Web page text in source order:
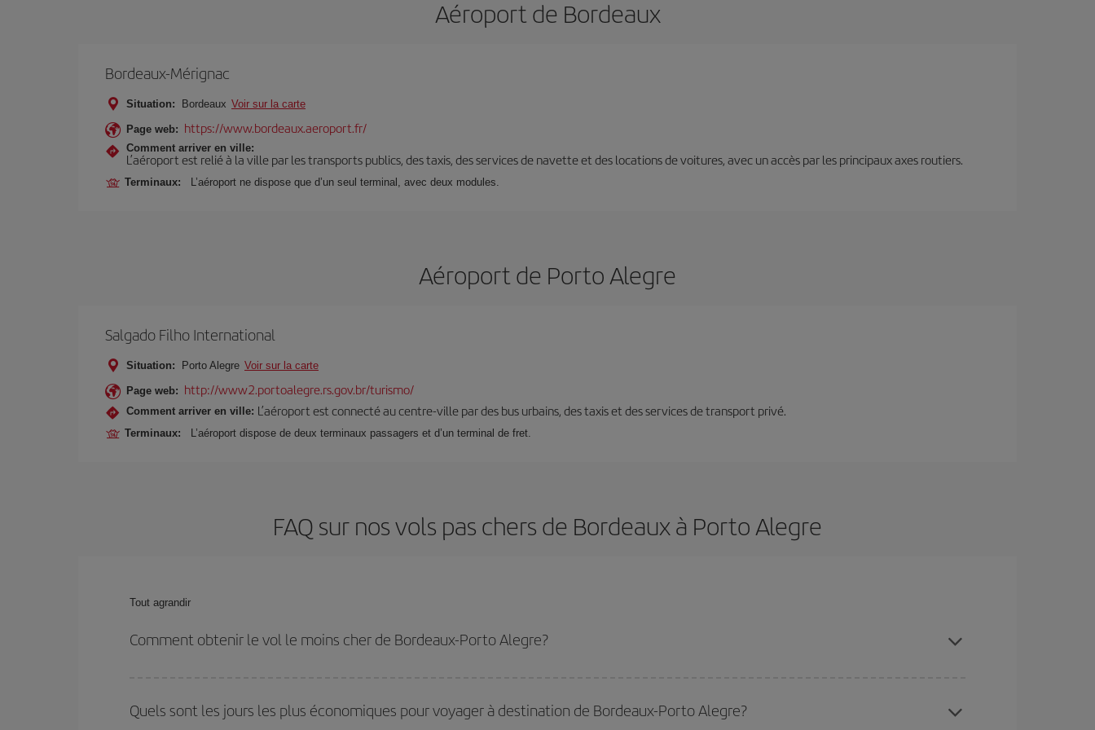
Aéroport de Bordeaux
Bordeaux-Mérignac
Situation: Bordeaux Voir sur la carte
Page web: https://www.bordeaux.aeroport.fr/
Comment arriver en ville:
L’aéroport est relié à la ville par les transports publics, des taxis, des services de navette et des locations de voitures, avec un accès par les principaux axes routiers.
Terminaux: L’aéroport ne dispose que d’un seul terminal, avec deux modules.
Aéroport de Porto Alegre
Salgado Filho International
Situation: Porto Alegre Voir sur la carte
Page web: http://www2.portoalegre.rs.gov.br/turismo/
Comment arriver en ville: L’aéroport est connecté au centre-ville par des bus urbains, des taxis et des services de transport privé.
Terminaux: L’aéroport dispose de deux terminaux passagers et d’un terminal de fret.
FAQ sur nos vols pas chers de Bordeaux à Porto Alegre
Tout agrandir
Comment obtenir le vol le moins cher de Bordeaux-Porto Alegre?
sur les dates et les horaires de votre aller-retour.
Quels sont les jours les plus économiques pour voyager à destination de Bordeaux-Porto Alegre?